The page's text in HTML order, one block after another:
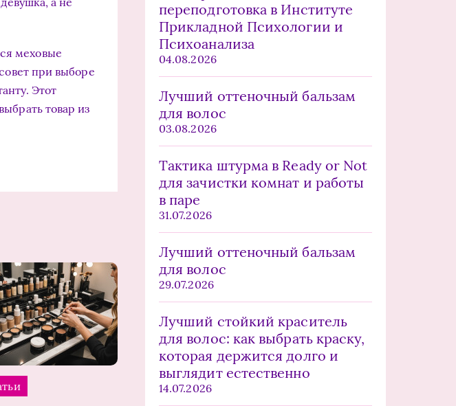
меховые
при выборе
Этот
товар из
переподготовка в Институте
Прикладной Психологии и
Психоанализа
04.08.2026
Лучший оттеночный бальзам
для волос
03.08.2026
Тактика штурма в Ready or Not
для зачистки комнат и работы
в паре
31.07.2026
Лучший оттеночный бальзам
для волос
29.07.2026
Лучший стойкий краситель
для волос: как выбрать краску,
которая держится долго и
выглядит естественно
14.07.2026